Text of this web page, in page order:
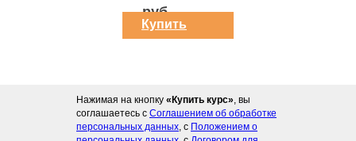
руб.
Купить
курс
Нажимая на кнопку «Купить курс», вы
соглашаетесь с Соглашением об обработке
персональных данных, с Положением о